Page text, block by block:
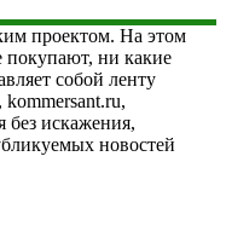
проектом. На этом
покупают, ни какие
собой ленту
kommersant.ru,
без искажения,
новостей